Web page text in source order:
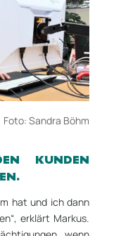
Foto: Sandra Böhm
KUNDEN
hat und ich dann
erklärt Markus.